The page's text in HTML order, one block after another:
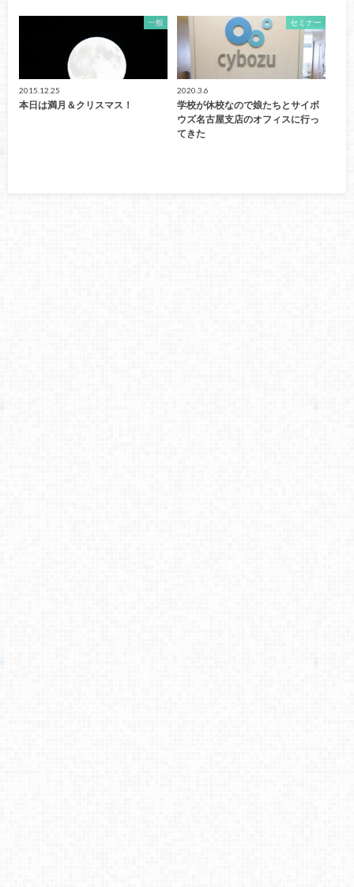
一般
2015.12.25
本日は満月＆クリスマス！
セミナー
2020.3.6
学校が休校なので娘たちとサイボ
ウズ名古屋支店のオフィスに行っ
てきた